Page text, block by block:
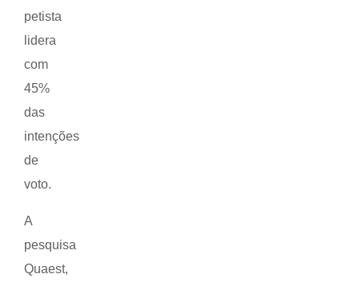
petista
lidera
com
45%
das
intenções
de
voto.
A
pesquisa
Quaest,